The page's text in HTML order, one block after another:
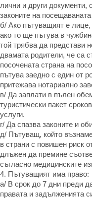
лични и други документи,
законите на
б/ Ако пътуващият е
ако то ще пътува в
той трябва да представи
двамата родители, че са
посочената страна на
пътува заедно с един от
притежава нотариално
в/ Да заплати в пълен
туристически пакет
услуги.
г/ Да спазва законите и
д/ Пътуващ, който
в страни с повишен риск
длъжен да премине
съгласно медицинските
4. Пътуващият има право:
а/ В срок до 7 дни преди
правата и задълженията